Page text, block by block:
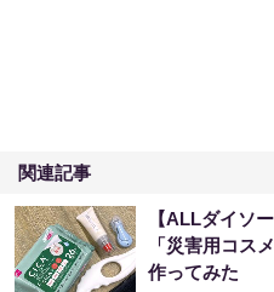
関連記事
【ALLダイソ
「災害用コス
作ってみた